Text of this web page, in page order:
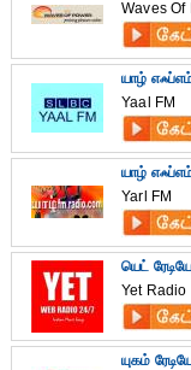
Waves Of
யாழ்
Yaal FM
யாழ்
Yarl FM
யெட்
Yet Radio
யுகம்